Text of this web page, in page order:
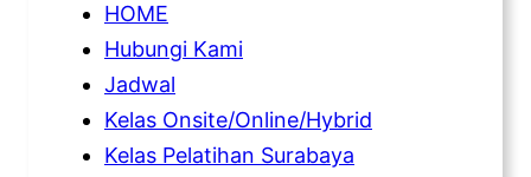
HOME
Hubungi Kami
Jadwal
Kelas Onsite/Online/Hybrid
Kelas Pelatihan Surabaya